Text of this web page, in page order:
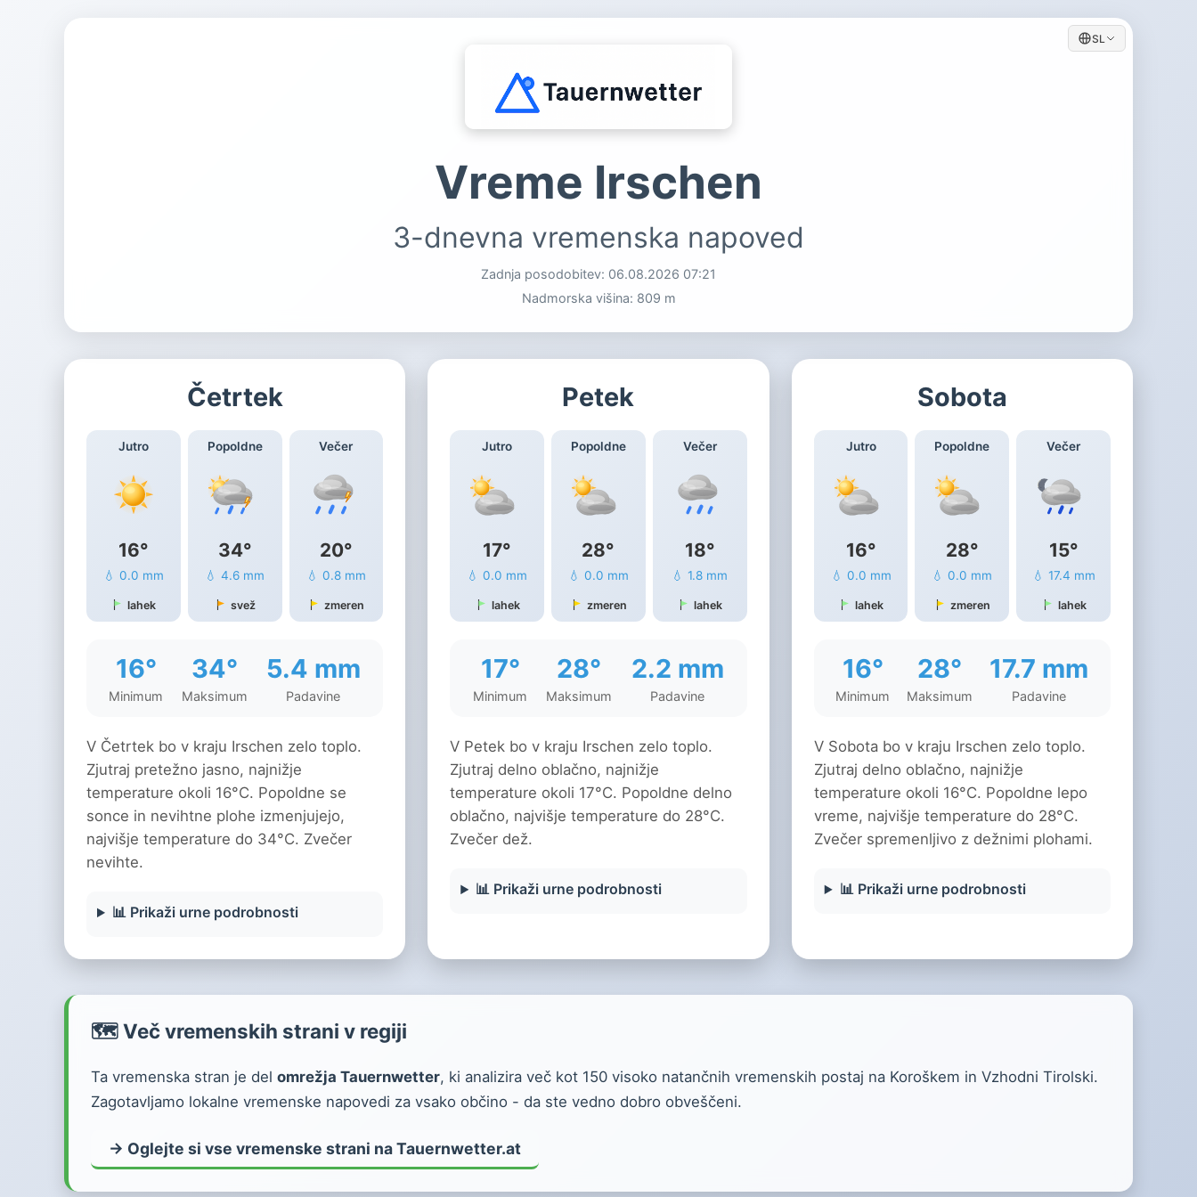
SL
Vreme Irschen
3-dnevna vremenska napoved
Zadnja posodobitev: 06.08.2026 07:21
Nadmorska višina: 809 m
Četrtek
Jutro
16°
💧 0.0 mm
lahek
Popoldne
34°
💧 4.6 mm
svež
Večer
20°
💧 0.8 mm
zmeren
16°
Minimum
34°
Maksimum
5.4 mm
Padavine
V Četrtek bo v kraju Irschen zelo toplo.
Zjutraj pretežno jasno, najnižje
temperature okoli 16°C. Popoldne se
sonce in nevihtne plohe izmenjujejo,
najvišje temperature do 34°C. Zvečer
nevihte.
📊 Prikaži urne podrobnosti
Petek
Jutro
17°
💧 0.0 mm
lahek
Popoldne
28°
💧 0.0 mm
zmeren
Večer
18°
💧 1.8 mm
lahek
17°
Minimum
28°
Maksimum
2.2 mm
Padavine
V Petek bo v kraju Irschen zelo toplo.
Zjutraj delno oblačno, najnižje
temperature okoli 17°C. Popoldne delno
oblačno, najvišje temperature do 28°C.
Zvečer dež.
📊 Prikaži urne podrobnosti
Sobota
Jutro
16°
💧 0.0 mm
lahek
Popoldne
28°
💧 0.0 mm
zmeren
Večer
15°
💧 17.4 mm
lahek
16°
Minimum
28°
Maksimum
17.7 mm
Padavine
V Sobota bo v kraju Irschen zelo toplo.
Zjutraj delno oblačno, najnižje
temperature okoli 16°C. Popoldne lepo
vreme, najvišje temperature do 28°C.
Zvečer spremenljivo z dežnimi plohami.
📊 Prikaži urne podrobnosti
🗺️ Več vremenskih strani v regiji
Ta vremenska stran je del omrežja Tauernwetter, ki analizira več kot 150 visoko natančnih vremenskih postaj na Koroškem in Vzhodni Tirolski.
Zagotavljamo lokalne vremenske napovedi za vsako občino - da ste vedno dobro obveščeni.
→ Oglejte si vse vremenske strani na Tauernwetter.at